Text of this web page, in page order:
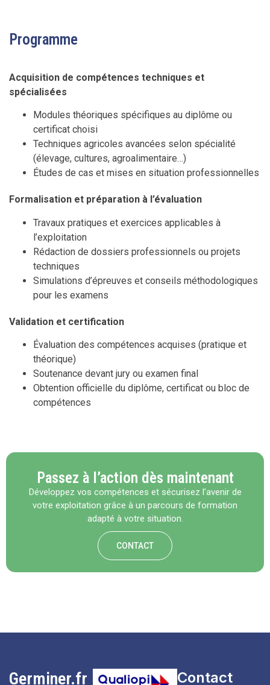
Programme
Acquisition de compétences techniques et
spécialisées
Modules théoriques spécifiques au diplôme ou
certificat choisi
Techniques agricoles avancées selon spécialité
(élevage, cultures, agroalimentaire…)
Études de cas et mises en situation professionnelles
Formalisation et préparation à l’évaluation
Travaux pratiques et exercices applicables à
l’exploitation
Rédaction de dossiers professionnels ou projets
techniques
Simulations d’épreuves et conseils méthodologiques
pour les examens
Validation et certification
Évaluation des compétences acquises (pratique et
théorique)
Soutenance devant jury ou examen final
Obtention officielle du diplôme, certificat ou bloc de
compétences
Passez à l’action dès maintenant
Développez vos compétences et sécurisez l’avenir de
votre exploitation grâce à un parcours de formation
adapté à votre situation.
CONTACT
Germiner.fr Contact